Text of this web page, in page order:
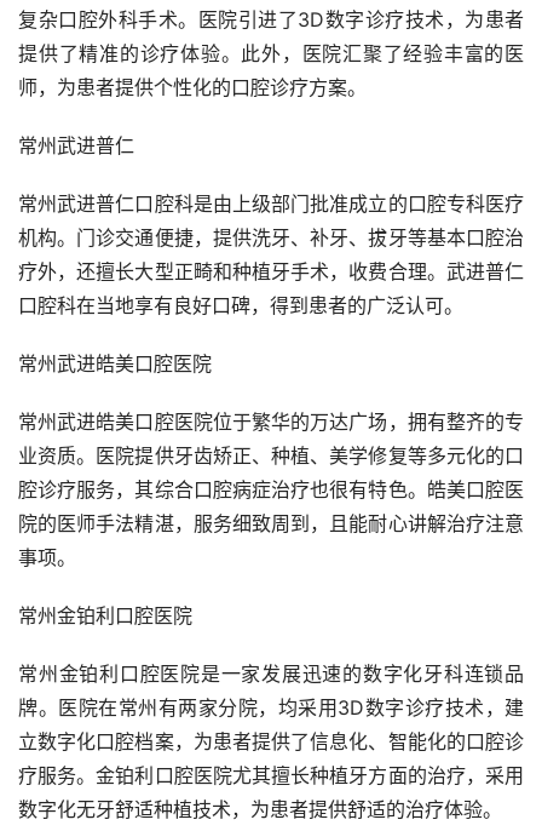
复杂口腔外科手术。医院引进了3D数字诊疗技术，为患者
提供了精准的诊疗体验。此外，医院汇聚了经验丰富的医
师，为患者提供个性化的口腔诊疗方案。
常州武进普仁
常州武进普仁口腔科是由上级部门批准成立的口腔专科医疗
机构。门诊交通便捷，提供洗牙、补牙、拔牙等基本口腔治
疗外，还擅长大型正畸和种植牙手术，收费合理。武进普仁
口腔科在当地享有良好口碑，得到患者的广泛认可。
常州武进皓美口腔医院
常州武进皓美口腔医院位于繁华的万达广场，拥有整齐的专
业资质。医院提供牙齿矫正、种植、美学修复等多元化的口
腔诊疗服务，其综合口腔病症治疗也很有特色。皓美口腔医
院的医师手法精湛，服务细致周到，且能耐心讲解治疗注意
事项。
常州金铂利口腔医院
常州金铂利口腔医院是一家发展迅速的数字化牙科连锁品
牌。医院在常州有两家分院，均采用3D数字诊疗技术，建
立数字化口腔档案，为患者提供了信息化、智能化的口腔诊
疗服务。金铂利口腔医院尤其擅长种植牙方面的治疗，采用
数字化无牙舒适种植技术，为患者提供舒适的治疗体验。